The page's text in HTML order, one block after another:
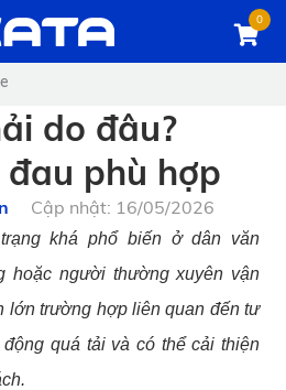
0
do đâu?
phù hợp
Cập nhật: 16/05/2026
khá phổ biến ở dân văn
hoặc người thường xuyên vận
lớn trường hợp liên quan đến tư
quá tải và có thể cải thiện